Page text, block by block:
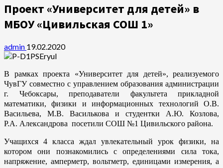
Проект «Университет для детей» в
МБОУ «Цивильская СОШ 1»
admin 19.02.2020
В рамках проекта «Университет для детей», реализуемого
ЧувГУ совместно с управлением образования администрации
г. Чебоксары, преподаватели факультета прикладной
математики, физики и информационных технологий О.В.
Васильева, М.В. Василькова и студентки А.Ю. Козлова,
Р.А. Александрова посетили СОШ №1 Цивильского района.
Учащихся 4 класса ждал увлекательный урок физики, на
котором они познакомились с определениями сила тока,
напряжение, амперметр, вольтметр, единицами измерения, а